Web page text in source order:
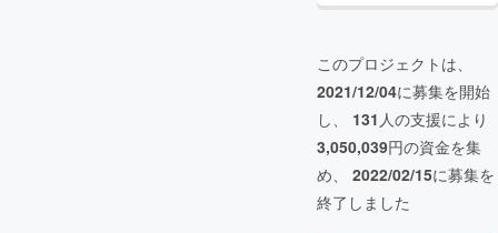
このプロジェクトは、
2021/12/04に募集を開始
し、 131 人の支援により
3,050,039円の資金を集
め、 2022/02/15に募集を
終了しました